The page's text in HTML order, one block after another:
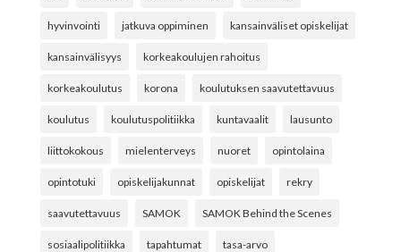
hyvinvointi jatkuva oppiminen kansainväliset opiskelijat
kansainvälisyys korkeakoulujen rahoitus
korkeakoulutus korona koulutuksen saavutettavuus
koulutus koulutuspolitiikka kuntavaalit lausunto
liittokokous mielenterveys nuoret opintolaina
opintotuki opiskelijakunnat opiskelijat rekry
saavutettavuus SAMOK SAMOK Behind the Scenes
sosiaalipolitiikka tapahtumat tasa-arvo